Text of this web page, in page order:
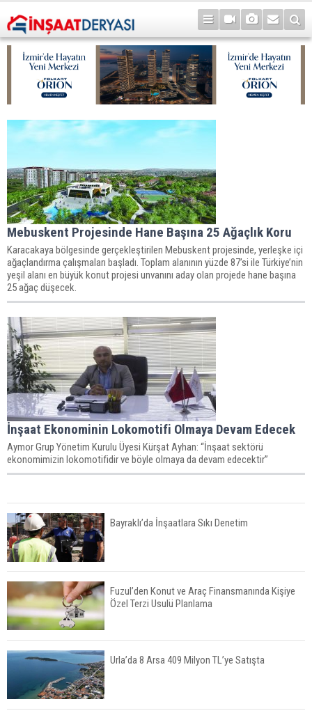
Mebuskent Projesinde Hane Başına 25 Ağaçlık Koru
Karacakaya bölgesinde gerçekleştirilen Mebuskent projesinde, yerleşke içi
ağaçlandırma çalışmaları başladı. Toplam alanının yüzde 87’si ile Türkiye’nin
yeşil alanı en büyük konut projesi unvanını aday olan projede hane başına
25 ağaç düşecek.
İnşaat Ekonominin Lokomotifi Olmaya Devam Edecek
Aymor Grup Yönetim Kurulu Üyesi Kürşat Ayhan: “İnşaat sektörü
ekonomimizin lokomotifidir ve böyle olmaya da devam edecektir”
Bayraklı’da İnşaatlara Sıkı Denetim
Fuzul’den Konut ve Araç Finansmanında Kişiye
Özel Terzi Usulü Planlama
Urla’da 8 Arsa 409 Milyon TL’ye Satışta